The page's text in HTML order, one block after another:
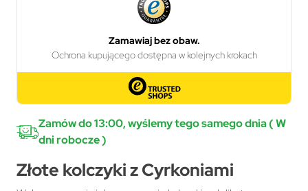
Zamów do 13:00, wyślemy tego samego dnia ( W
dni robocze )
Złote kolczyki z Cyrkoniami